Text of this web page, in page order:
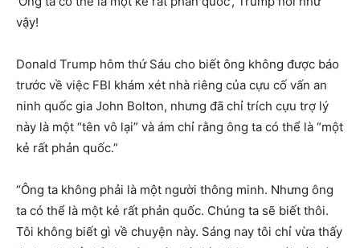
vậy!
Donald Trump hôm thứ Sáu cho biết ông không được báo
trước về việc FBI khám xét nhà riêng của cựu cố vấn an
ninh quốc gia John Bolton, nhưng đã chỉ trích cựu trợ lý
này là một “tên vô lại” và ám chỉ rằng ông ta có thể là “một
kẻ rất phản quốc.”
“Ông ta không phải là một người thông minh. Nhưng ông
ta có thể là một kẻ rất phản quốc. Chúng ta sẽ biết thôi.
Tôi không biết gì về chuyện này. Sáng nay tôi chỉ vừa thấy